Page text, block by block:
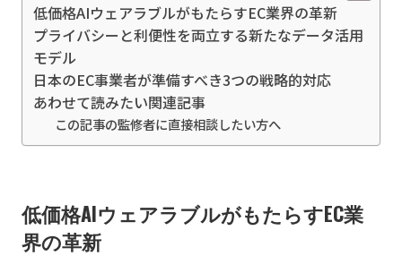
低価格AIウェアラブルがもたらすEC業界の革新
プライバシーと利便性を両立する新たなデータ活用
モデル
日本のEC事業者が準備すべき3つの戦略的対応
あわせて読みたい関連記事
この記事の監修者に直接相談したい方へ
低価格AIウェアラブルがもたらすEC業
界の革新